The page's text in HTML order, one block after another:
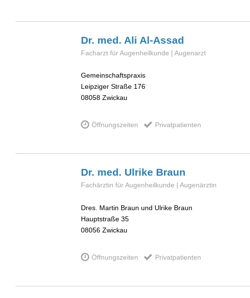
Dr. med. Ali Al-Assad
Facharzt für Augenheilkunde | Augenarzt
Gemeinschaftspraxis
Leipziger Straße 176
08058 Zwickau
Öffnungszeiten Privatpatienten
Dr. med. Ulrike Braun
Fachärztin für Augenheilkunde | Augenärztin
Dres. Martin Braun und Ulrike Braun
Hauptstraße 35
08056 Zwickau
Öffnungszeiten Privatpatienten